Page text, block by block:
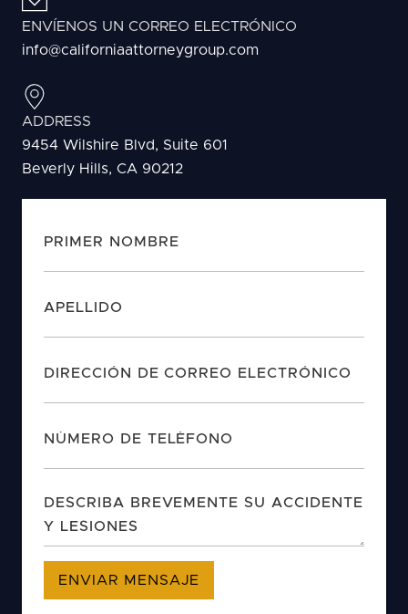
ENVÍENOS UN CORREO ELECTRÓNICO
info@californiaattorneygroup.com
ADDRESS
9454 Wilshire Blvd, Suite 601
Beverly Hills, CA 90212